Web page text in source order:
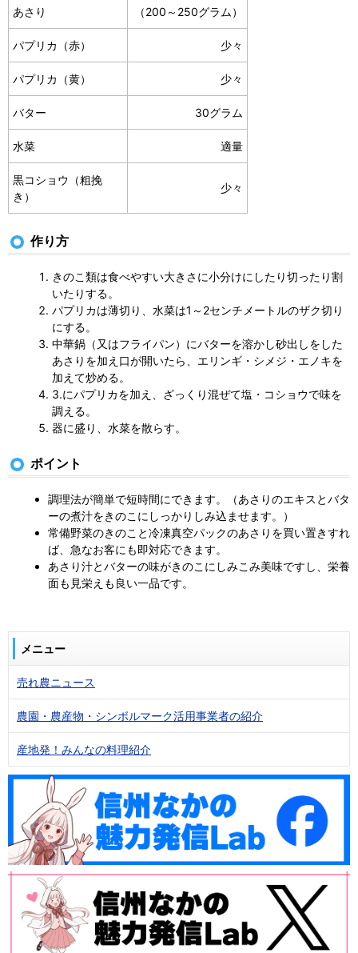
あさり （200～250グラム）
パプリカ（赤） 少々
パプリカ（黄） 少々
バター 30グラム
水菜 適量
黒コショウ（粗挽
き）
少々
作り方
きのこ類は食べやすい大きさに小分けにしたり切ったり割
いたりする。
パプリカは薄切り、水菜は1～2センチメートルのザク切り
にする。
中華鍋（又はフライパン）にバターを溶かし砂出しをした
あさりを加え口が開いたら、エリンギ・シメジ・エノキを
加えて炒める。
3.にパプリカを加え、ざっくり混ぜて塩・コショウで味を
調える。
器に盛り、水菜を散らす。
ポイント
調理法が簡単で短時間にできます。（あさりのエキスとバタ
ーの煮汁をきのこにしっかりしみ込ませます。）
常備野菜のきのこと冷凍真空パックのあさりを買い置きすれ
ば、急なお客にも即対応できます。
あさり汁とバターの味がきのこにしみこみ美味ですし、栄養
面も見栄えも良い一品です。
メニュー
売れ農ニュース
農園・農産物・シンボルマーク活用事業者の紹介
産地発！みんなの料理紹介